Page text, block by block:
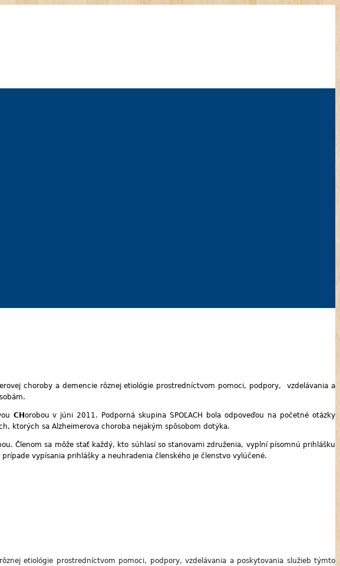
choroby a demencie rôznej etiológie prostredníctvom pomoci, podpory, vzdelávania a
CH orobou v júni 2011. Podporná skupina SPOĽACH bola odpoveďou na početné otázky
ktorých sa Alzheimerova choroba nejakým spôsobom dotýka.
Členom sa môže stať každý, kto súhlasí so stanovami združenia, vyplní písomnú prihlášku
vypísania prihlášky a neuhradenia členského je členstvo vylúčené.
etiológie prostredníctvom pomoci, podpory, vzdelávania a poskytovania služieb týmto